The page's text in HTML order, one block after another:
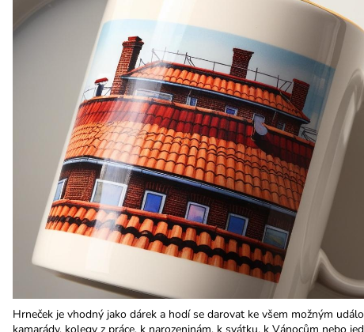
Hrneček je vhodný jako dárek a hodí se darovat ke všem možným